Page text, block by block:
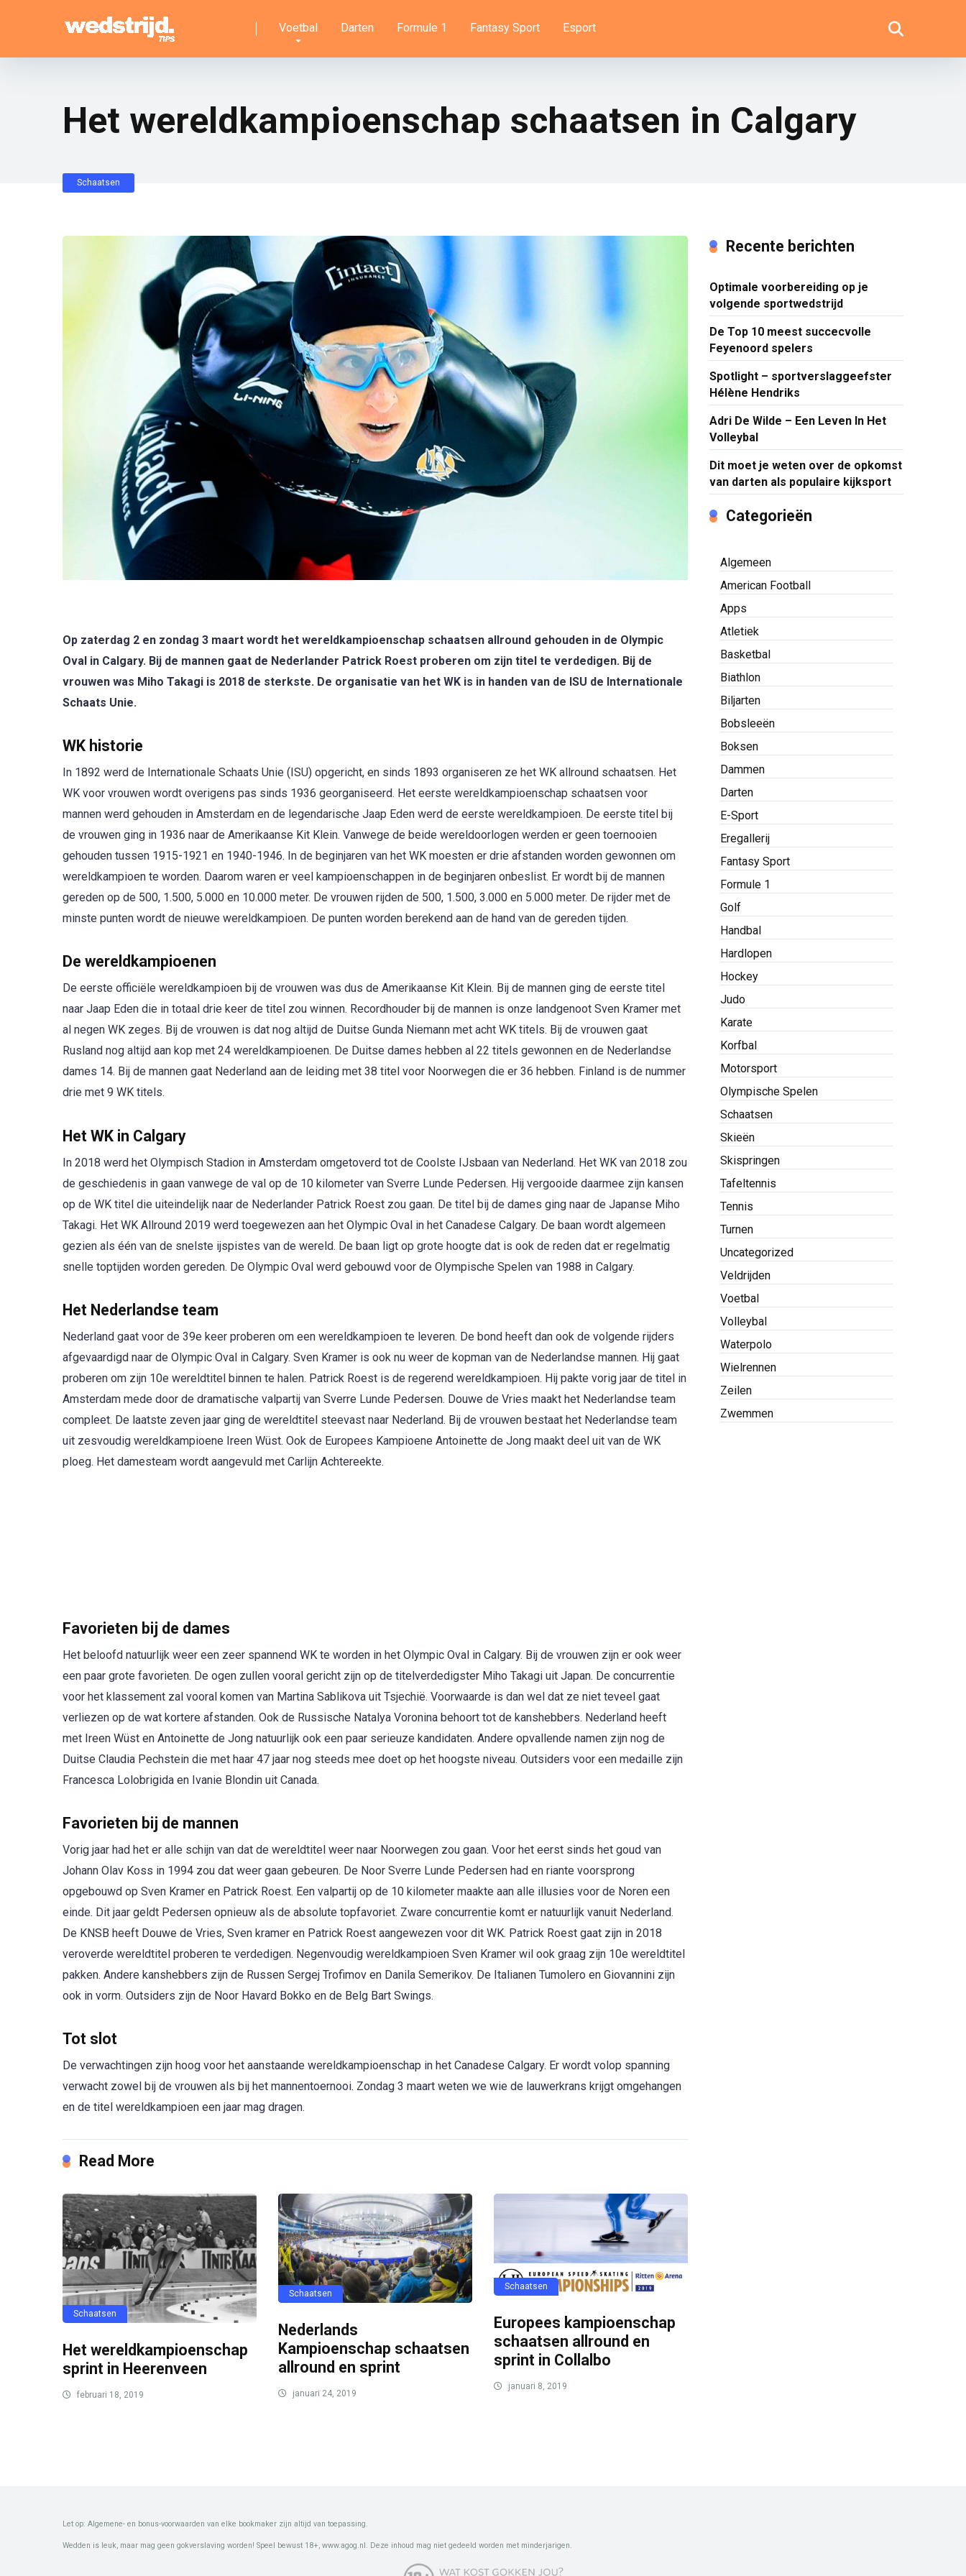
Voetbal Darten Formule 1 Fantasy Sport Esport
Het wereldkampioenschap schaatsen in Calgary
Schaatsen
Op zaterdag 2 en zondag 3 maart wordt het wereldkampioenschap schaatsen allround gehouden in de Olympic
Oval in Calgary. Bij de mannen gaat de Nederlander Patrick Roest proberen om zijn titel te verdedigen. Bij de
vrouwen was Miho Takagi is 2018 de sterkste. De organisatie van het WK is in handen van de ISU de Internationale
Schaats Unie.
WK historie
In 1892 werd de Internationale Schaats Unie (ISU) opgericht, en sinds 1893 organiseren ze het WK allround schaatsen. Het
WK voor vrouwen wordt overigens pas sinds 1936 georganiseerd. Het eerste wereldkampioenschap schaatsen voor
mannen werd gehouden in Amsterdam en de legendarische Jaap Eden werd de eerste wereldkampioen. De eerste titel bij
de vrouwen ging in 1936 naar de Amerikaanse Kit Klein. Vanwege de beide wereldoorlogen werden er geen toernooien
gehouden tussen 1915-1921 en 1940-1946. In de beginjaren van het WK moesten er drie afstanden worden gewonnen om
wereldkampioen te worden. Daarom waren er veel kampioenschappen in de beginjaren onbeslist. Er wordt bij de mannen
gereden op de 500, 1.500, 5.000 en 10.000 meter. De vrouwen rijden de 500, 1.500, 3.000 en 5.000 meter. De rijder met de
minste punten wordt de nieuwe wereldkampioen. De punten worden berekend aan de hand van de gereden tijden.
De wereldkampioenen
De eerste officiële wereldkampioen bij de vrouwen was dus de Amerikaanse Kit Klein. Bij de mannen ging de eerste titel
naar Jaap Eden die in totaal drie keer de titel zou winnen. Recordhouder bij de mannen is onze landgenoot Sven Kramer met
al negen WK zeges. Bij de vrouwen is dat nog altijd de Duitse Gunda Niemann met acht WK titels. Bij de vrouwen gaat
Rusland nog altijd aan kop met 24 wereldkampioenen. De Duitse dames hebben al 22 titels gewonnen en de Nederlandse
dames 14. Bij de mannen gaat Nederland aan de leiding met 38 titel voor Noorwegen die er 36 hebben. Finland is de nummer
drie met 9 WK titels.
Het WK in Calgary
In 2018 werd het Olympisch Stadion in Amsterdam omgetoverd tot de Coolste IJsbaan van Nederland. Het WK van 2018 zou
de geschiedenis in gaan vanwege de val op de 10 kilometer van Sverre Lunde Pedersen. Hij vergooide daarmee zijn kansen
op de WK titel die uiteindelijk naar de Nederlander Patrick Roest zou gaan. De titel bij de dames ging naar de Japanse Miho
Takagi. Het WK Allround 2019 werd toegewezen aan het Olympic Oval in het Canadese Calgary. De baan wordt algemeen
gezien als één van de snelste ijspistes van de wereld. De baan ligt op grote hoogte dat is ook de reden dat er regelmatig
snelle toptijden worden gereden. De Olympic Oval werd gebouwd voor de Olympische Spelen van 1988 in Calgary.
Het Nederlandse team
Nederland gaat voor de 39e keer proberen om een wereldkampioen te leveren. De bond heeft dan ook de volgende rijders
afgevaardigd naar de Olympic Oval in Calgary. Sven Kramer is ook nu weer de kopman van de Nederlandse mannen. Hij gaat
proberen om zijn 10e wereldtitel binnen te halen. Patrick Roest is de regerend wereldkampioen. Hij pakte vorig jaar de titel in
Amsterdam mede door de dramatische valpartij van Sverre Lunde Pedersen. Douwe de Vries maakt het Nederlandse team
compleet. De laatste zeven jaar ging de wereldtitel steevast naar Nederland. Bij de vrouwen bestaat het Nederlandse team
uit zesvoudig wereldkampioene Ireen Wüst. Ook de Europees Kampioene Antoinette de Jong maakt deel uit van de WK
ploeg. Het damesteam wordt aangevuld met Carlijn Achtereekte.
Favorieten bij de dames
Het beloofd natuurlijk weer een zeer spannend WK te worden in het Olympic Oval in Calgary. Bij de vrouwen zijn er ook weer
een paar grote favorieten. De ogen zullen vooral gericht zijn op de titelverdedigster Miho Takagi uit Japan. De concurrentie
voor het klassement zal vooral komen van Martina Sablikova uit Tsjechië. Voorwaarde is dan wel dat ze niet teveel gaat
verliezen op de wat kortere afstanden. Ook de Russische Natalya Voronina behoort tot de kanshebbers. Nederland heeft
met Ireen Wüst en Antoinette de Jong natuurlijk ook een paar serieuze kandidaten. Andere opvallende namen zijn nog de
Duitse Claudia Pechstein die met haar 47 jaar nog steeds mee doet op het hoogste niveau. Outsiders voor een medaille zijn
Francesca Lolobrigida en Ivanie Blondin uit Canada.
Favorieten bij de mannen
Vorig jaar had het er alle schijn van dat de wereldtitel weer naar Noorwegen zou gaan. Voor het eerst sinds het goud van
Johann Olav Koss in 1994 zou dat weer gaan gebeuren. De Noor Sverre Lunde Pedersen had en riante voorsprong
opgebouwd op Sven Kramer en Patrick Roest. Een valpartij op de 10 kilometer maakte aan alle illusies voor de Noren een
einde. Dit jaar geldt Pedersen opnieuw als de absolute topfavoriet. Zware concurrentie komt er natuurlijk vanuit Nederland.
De KNSB heeft Douwe de Vries, Sven kramer en Patrick Roest aangewezen voor dit WK. Patrick Roest gaat zijn in 2018
veroverde wereldtitel proberen te verdedigen. Negenvoudig wereldkampioen Sven Kramer wil ook graag zijn 10e wereldtitel
pakken. Andere kanshebbers zijn de Russen Sergej Trofimov en Danila Semerikov. De Italianen Tumolero en Giovannini zijn
ook in vorm. Outsiders zijn de Noor Havard Bokko en de Belg Bart Swings.
Tot slot
De verwachtingen zijn hoog voor het aanstaande wereldkampioenschap in het Canadese Calgary. Er wordt volop spanning
verwacht zowel bij de vrouwen als bij het mannentoernooi. Zondag 3 maart weten we wie de lauwerkrans krijgt omgehangen
en de titel wereldkampioen een jaar mag dragen.
Read More
Schaatsen
Het wereldkampioenschap
sprint in Heerenveen
februari 18, 2019
Schaatsen
Nederlands
Kampioenschap schaatsen
allround en sprint
januari 24, 2019
Schaatsen
Europees kampioenschap
schaatsen allround en
sprint in Collalbo
januari 8, 2019
Recente berichten
Optimale voorbereiding op je
volgende sportwedstrijd
De Top 10 meest succecvolle
Feyenoord spelers
Spotlight – sportverslaggeefster
Hélène Hendriks
Adri De Wilde – Een Leven In Het
Volleybal
Dit moet je weten over de opkomst
van darten als populaire kijksport
Categorieën
Algemeen
American Football
Apps
Atletiek
Basketbal
Biathlon
Biljarten
Bobsleeën
Boksen
Dammen
Darten
E-Sport
Eregallerij
Fantasy Sport
Formule 1
Golf
Handbal
Hardlopen
Hockey
Judo
Karate
Korfbal
Motorsport
Olympische Spelen
Schaatsen
Skieën
Skispringen
Tafeltennis
Tennis
Turnen
Uncategorized
Veldrijden
Voetbal
Volleybal
Waterpolo
Wielrennen
Zeilen
Zwemmen
Let op: Algemene- en bonus-voorwaarden van elke bookmaker zijn altijd van toepassing.
Wedden is leuk, maar mag geen gokverslaving worden! Speel bewust 18+, www.agog.nl. Deze inhoud mag niet gedeeld worden met minderjarigen.